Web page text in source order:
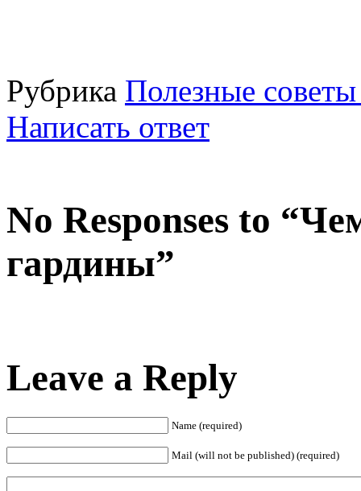
Рубрика Полезные
Написать ответ
No Responses to
гардины”
Leave a Reply
Name (required)
Mail (will not be published) (required)